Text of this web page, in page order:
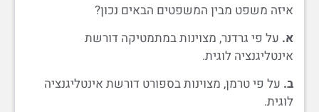
איזה משפט מבין המשפטים הבאים נכון?
א. על פי גרדנר, מצוינות במתמטיקה דורשת
אינטליגנציה לוגית.
ב. על פי טרמן, מצוינות בספורט דורשת אינטליגנציה
לוגית.